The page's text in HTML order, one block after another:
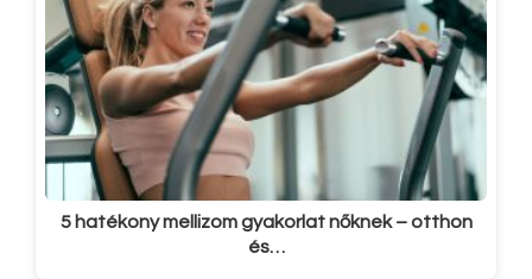
5 hatékony mellizom gyakorlat nőknek – otthon
és…